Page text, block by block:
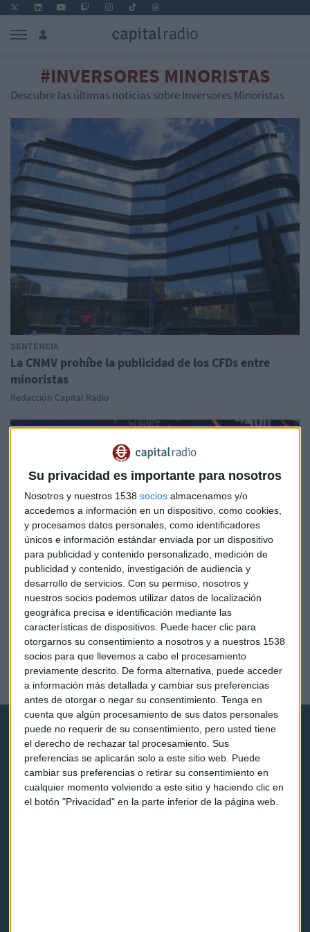
Su privacidad es importante para nosotros
Nosotros y nuestros 1538 socios almacenamos y/o
accedemos a información en un dispositivo, como cookies,
y procesamos datos personales, como identificadores
únicos e información estándar enviada por un dispositivo
para publicidad y contenido personalizado, medición de
publicidad y contenido, investigación de audiencia y
desarrollo de servicios. Con su permiso, nosotros y
nuestros socios podemos utilizar datos de localización
geográfica precisa e identificación mediante las
características de dispositivos. Puede hacer clic para
otorgarnos su consentimiento a nosotros y a nuestros 1538
socios para que llevemos a cabo el procesamiento
previamente descrito. De forma alternativa, puede acceder
a información más detallada y cambiar sus preferencias
antes de otorgar o negar su consentimiento. Tenga en
cuenta que algún procesamiento de sus datos personales
puede no requerir de su consentimiento, pero usted tiene
el derecho de rechazar tal procesamiento. Sus
preferencias se aplicarán solo a este sitio web. Puede
cambiar sus preferencias o retirar su consentimiento en
cualquier momento volviendo a este sitio y haciendo clic en
el botón "Privacidad" en la parte inferior de la página web.
#INVERSORES MINORISTAS
Descubre las últimas noticias sobre Inversores Minoristas
SENTENCIA
La CNMV prohíbe la publicidad de los CFDs entre
minoristas
Redacción Capital Radio
DESDE ESTE LUNES
Amazon: dividir las acciones para no morir de éxito
Javier Luengo
Capital Radio